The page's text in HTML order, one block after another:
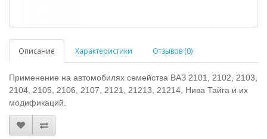
Описание Характеристики Отзывов (0)
Применение на автомобилях семейства ВАЗ 2101, 2102, 2103,
2104, 2105, 2106, 2107, 2121, 21213, 21214, Нива Тайга и их
модификаций.